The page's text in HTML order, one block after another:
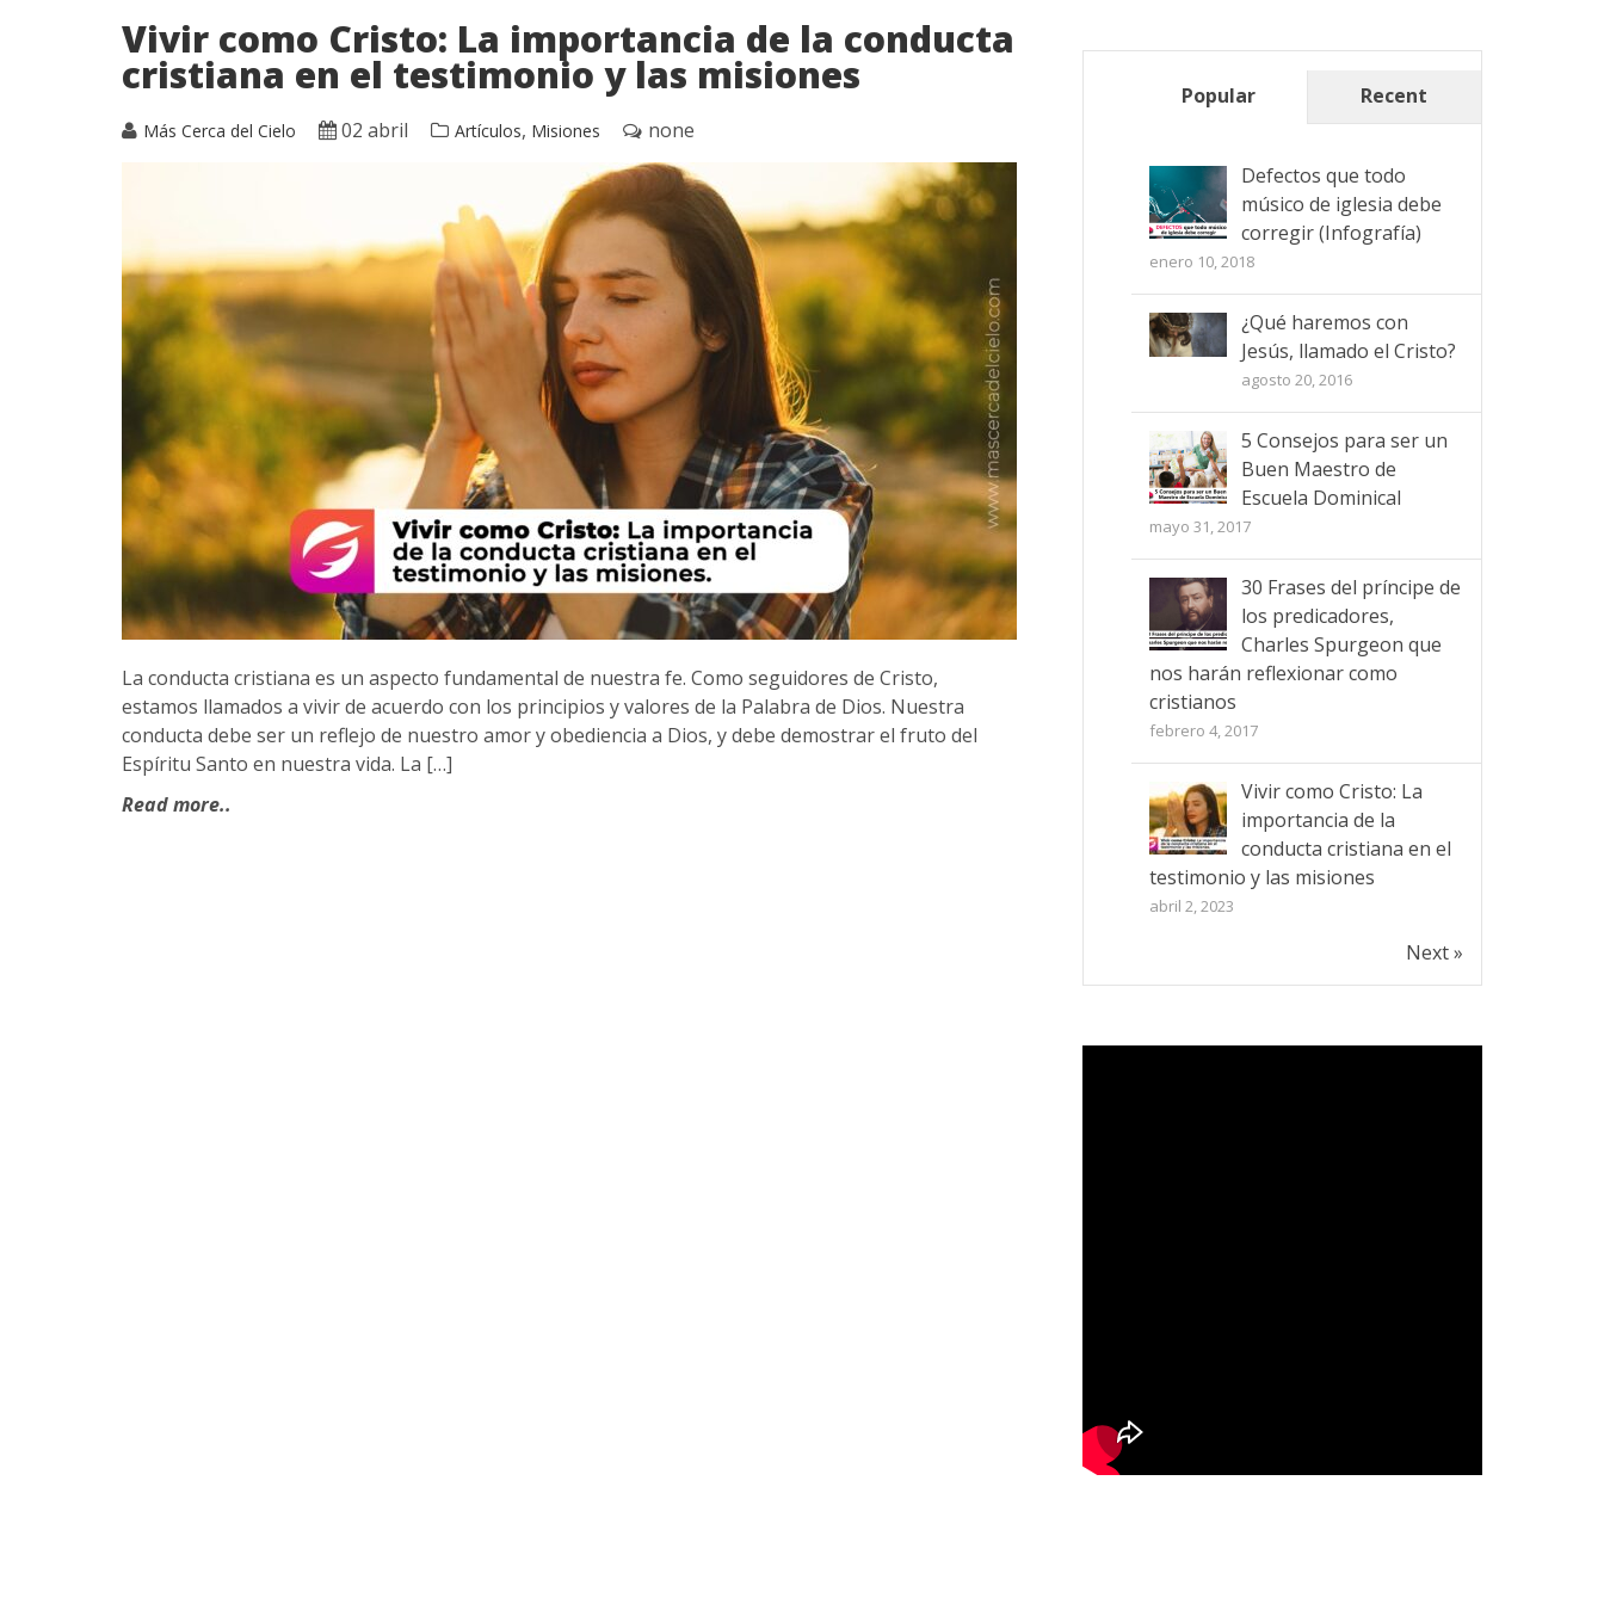
Vivir como Cristo: La importancia de la conducta
cristiana en el testimonio y las misiones
Más Cerca del Cielo 02 abril Artículos, Misiones none
La conducta cristiana es un aspecto fundamental de nuestra fe. Como seguidores de Cristo,
estamos llamados a vivir de acuerdo con los principios y valores de la Palabra de Dios. Nuestra
conducta debe ser un reflejo de nuestro amor y obediencia a Dios, y debe demostrar el fruto del
Espíritu Santo en nuestra vida. La […]
Read more..
Popular Recent
Defectos que todo
músico de iglesia debe
corregir (Infografía)
enero 10, 2018
¿Qué haremos con
Jesús, llamado el Cristo?
agosto 20, 2016
5 Consejos para ser un
Buen Maestro de
Escuela Dominical
mayo 31, 2017
30 Frases del príncipe de
los predicadores,
Charles Spurgeon que
nos harán reflexionar como
cristianos
febrero 4, 2017
Vivir como Cristo: La
importancia de la
conducta cristiana en el
testimonio y las misiones
abril 2, 2023
Next »